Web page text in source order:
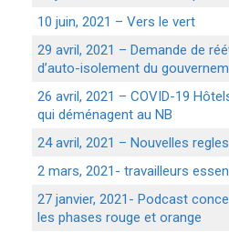
10 juin, 2021 – Vers le vert
29 avril, 2021 – Demande de
d’auto-isolement du
26 avril, 2021 – COVID-19
qui déménagent au NB
24 avril, 2021 – Nouvelles
2 mars, 2021- travailleurs
27 janvier, 2021- Podcast
les phases rouge et orange